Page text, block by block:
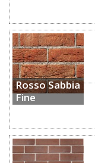
Rosso Sabbia
Fine